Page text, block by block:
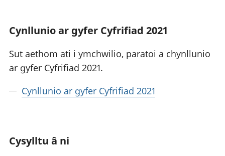
Cynllunio ar gyfer Cyfrifiad 2021
Sut aethom ati i ymchwilio, paratoi a chynllunio
ar gyfer Cyfrifiad 2021.
Cynllunio ar gyfer Cyfrifiad 2021
Cysylltu â ni